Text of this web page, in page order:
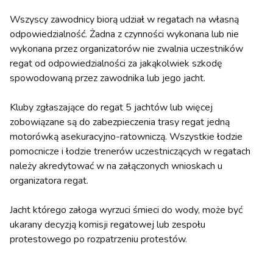
Wszyscy zawodnicy biorą udział w regatach na własną
odpowiedzialność. Żadna z czynności wykonana lub nie
wykonana przez organizatorów nie zwalnia uczestników
regat od odpowiedzialności za jakąkolwiek szkodę
spowodowaną przez zawodnika lub jego jacht.
Kluby zgłaszające do regat 5 jachtów lub więcej
zobowiązane są do zabezpieczenia trasy regat jedną
motorówką asekuracyjno-ratowniczą. Wszystkie łodzie
pomocnicze i łodzie trenerów uczestniczących w regatach
należy akredytować w na załączonych wnioskach u
organizatora regat.
Jacht którego załoga wyrzuci śmieci do wody, może być
ukarany decyzją komisji regatowej lub zespołu
protestowego po rozpatrzeniu protestów.